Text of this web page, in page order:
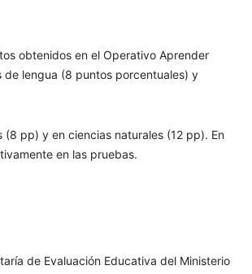
obtenidos en el Operativo Aprender
de lengua (8 puntos porcentuales) y
pp) y en ciencias naturales (12 pp). En
en las pruebas.
de Evaluación Educativa del Ministerio